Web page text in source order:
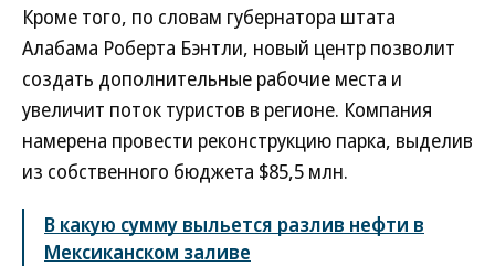
Кроме того, по словам губернатора штата
Алабама Роберта Бэнтли, новый центр позволит
создать дополнительные рабочие места и
увеличит поток туристов в регионе. Компания
намерена провести реконструкцию парка, выделив
из собственного бюджета $85,5 млн.
В какую сумму выльется разлив нефти в
Мексиканском заливе